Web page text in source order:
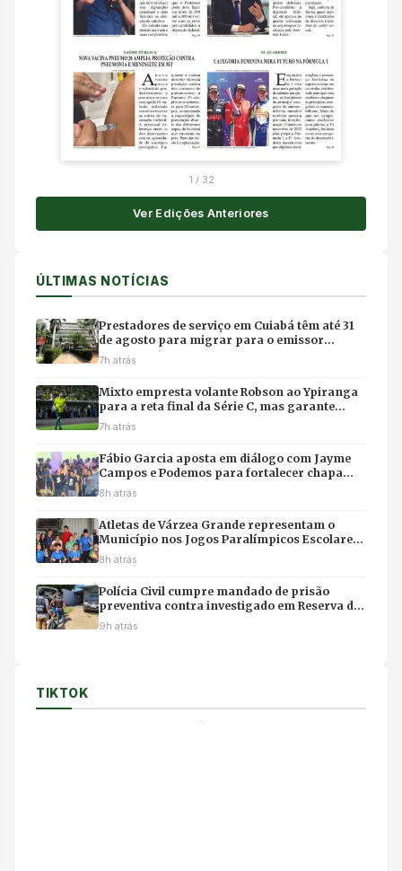
1 / 32
Ver Edições Anteriores
ÚLTIMAS NOTÍCIAS
Prestadores de serviço em Cuiabá têm até 31
de agosto para migrar para o emissor
nacional de nota fiscal
7h atrás
Mixto empresta volante Robson ao Ypiranga
para a reta final da Série C, mas garante
retorno para 2027
7h atrás
Fábio Garcia aposta em diálogo com Jayme
Campos e Podemos para fortalecer chapa
com Pivetta
8h atrás
Atletas de Várzea Grande representam o
Município nos Jogos Paralímpicos Escolares
de Mato Grosso
8h atrás
Polícia Civil cumpre mandado de prisão
preventiva contra investigado em Reserva do
Cabaçal
9h atrás
TIKTOK